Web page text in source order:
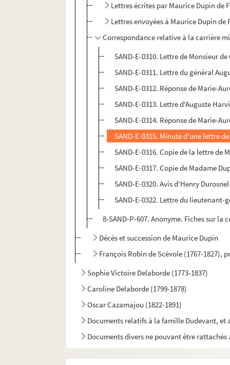
Lettres écrites par Maurice Dupin de
Lettres envoyées à Maurice Dupin de
Correspondance relative à la carrière
SAND-E-0310. Lettre de Monsieur
SAND-E-0311. Lettre du général
SAND-E-0312. Réponse de Marie-
SAND-E-0313. Lettre d'Auguste
SAND-E-0314. Réponse de Marie-
SAND-E-0315. Minute d'une lettre
SAND-E-0316. Copie de la lettre de
SAND-E-0317. Copie de Madame
SAND-E-0320. Avis d'Henry
SAND-E-0322. Lettre du
8-SAND-P-607. Anonyme. Fiches sur la
Décès et succession de Maurice Dupin
François Robin de Scévole (1767-1827),
Sophie Victoire Delaborde (1773-1837)
Caroline Delaborde (1799-1878)
Oscar Cazamajou (1822-1891)
Documents relatifs à la famille Dudevant,
Documents divers ne pouvant être